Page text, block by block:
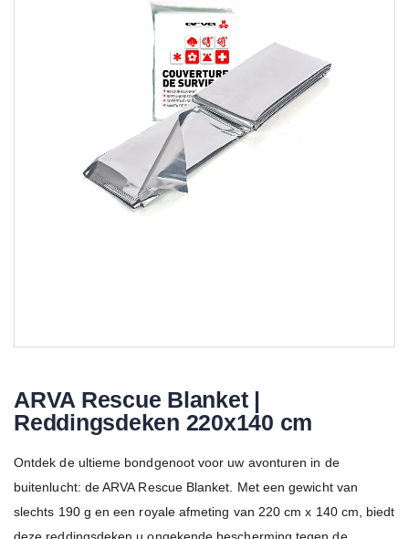
ARVA Rescue Blanket |
Reddingsdeken 220x140 cm
Ontdek de ultieme bondgenoot voor uw avonturen in de
buitenlucht: de ARVA Rescue Blanket. Met een gewicht van
slechts 190 g en een royale afmeting van 220 cm x 140 cm, biedt